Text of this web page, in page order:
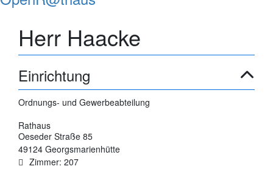
Herr Haacke
Einrichtung
Ordnungs- und Gewerbeabteilung
Rathaus
Oeseder Straße 85
49124 Georgsmarienhütte
Zimmer: 207